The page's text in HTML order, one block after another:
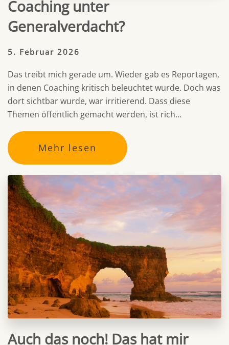
Coaching unter
Generalverdacht?
5. Februar 2026
Das treibt mich gerade um. Wieder gab es Reportagen,
in denen Coaching kritisch beleuchtet wurde. Doch was
dort sichtbar wurde, war irritierend. Dass diese
Themen öffentlich gemacht werden, ist rich…
Mehr lesen
Auch das noch! Das hat mir